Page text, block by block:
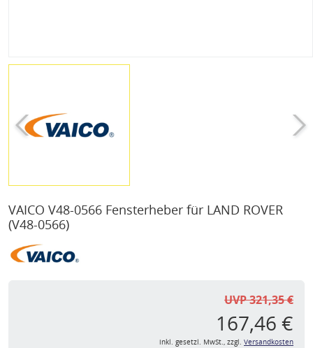
VAICO V48-0566 Fensterheber für LAND ROVER
(V48-0566)
UVP 321,35 €
167,46 €
inkl. gesetzl. MwSt., zzgl. Versandkosten